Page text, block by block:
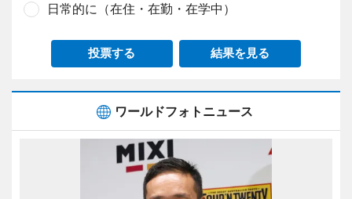
日常的に（在住・在勤・在学中）
投票する 結果を見る
ワールドフォトニュース